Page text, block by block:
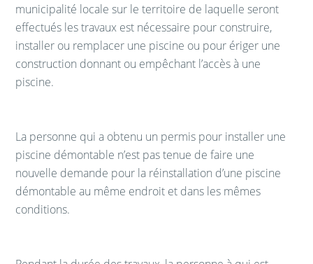
municipalité locale sur le territoire de laquelle seront
effectués les travaux est nécessaire pour construire,
installer ou remplacer une piscine ou pour ériger une
construction donnant ou empêchant l’accès à une
piscine.
La personne qui a obtenu un permis pour installer une
piscine démontable n’est pas tenue de faire une
nouvelle demande pour la réinstallation d’une piscine
démontable au même endroit et dans les mêmes
conditions.